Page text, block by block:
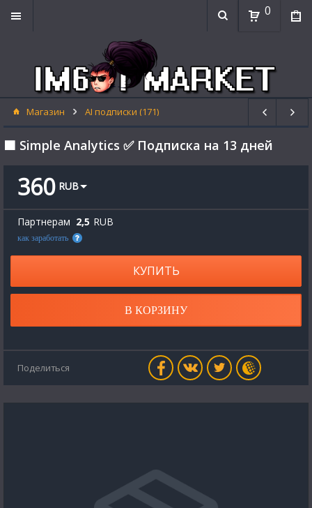
0
Магазин AI подписки (171)
🟧 Simple Analytics ✅ Подписка на 13 дней
360 RUB
Партнерам 2,5 RUB
как заработать
КУПИТЬ
В КОРЗИНУ
Поделиться